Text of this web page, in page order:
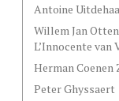
Antoine
Willem Jan
L’Innocente van
Herman Coenen
Peter Ghyssaert